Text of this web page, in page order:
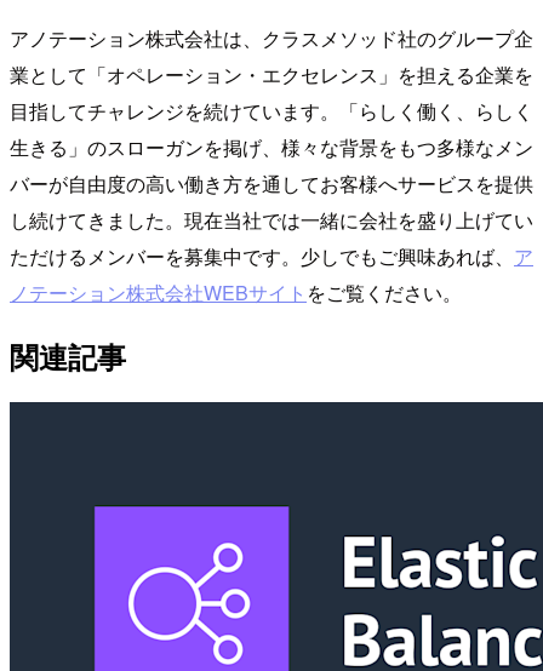
アノテーション株式会社は、クラスメソッド社のグループ企
業として「オペレーション・エクセレンス」を担える企業を
目指してチャレンジを続けています。「らしく働く、らしく
生きる」のスローガンを掲げ、様々な背景をもつ多様なメン
バーが自由度の高い働き方を通してお客様へサービスを提供
し続けてきました。現在当社では一緒に会社を盛り上げてい
ただけるメンバーを募集中です。少しでもご興味あれば、 ア
ノテーション株式会社WEBサイト をご覧ください。
関連記事